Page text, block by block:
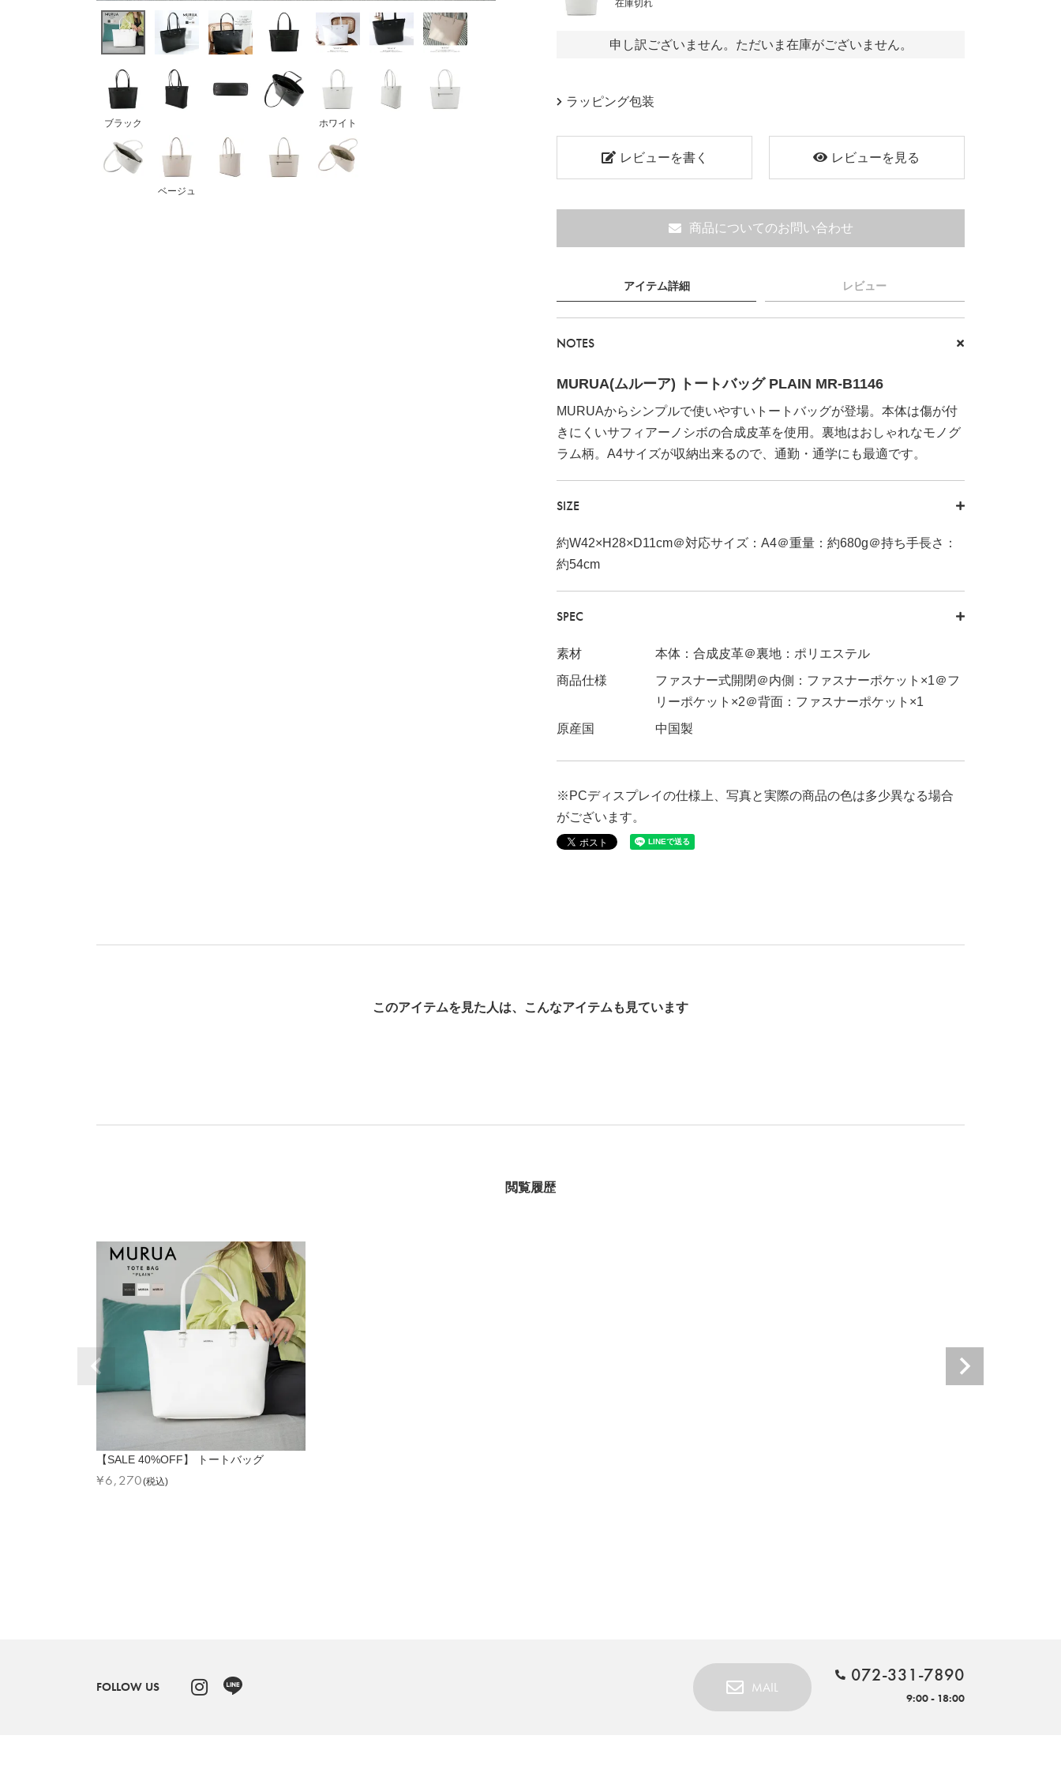
バッグその他
財布・小物
折りたたみ・
コンパクト財布
会社概要
ブラック ホワイト
ベージュ
在庫切れ
申し訳ございません。ただいま在庫がございません。
ラッピング包装
レビューを書く レビューを見る
商品についてのお問い合わせ
アイテム詳細 レビュー
NOTES
MURUA(ムルーア) トートバッグ PLAIN MR-B1146
MURUAからシンプルで使いやすいトートバッグが登場。本体は傷が付
きにくいサフィアーノシボの合成皮革を使用。裏地はおしゃれなモノグ
ラム柄。A4サイズが収納出来るので、通勤・通学にも最適です。
SIZE
約W42×H28×D11cm＠対応サイズ：A4＠重量：約680g＠持ち手長さ：
約54cm
SPEC
素材
本体：合成皮革＠裏地：ポリエステル
商品仕様
ファスナー式開閉＠内側：ファスナーポケット×1＠フ
リーポケット×2＠背面：ファスナーポケット×1
原産国
中国製
※PCディスプレイの仕様上、写真と実際の商品の色は多少異なる場合
がございます。
【SALE 40%OFF】 トートバッグ
¥6,270(税込)
FOLLOW US MAIL
072-331-7890
9:00 - 18:00